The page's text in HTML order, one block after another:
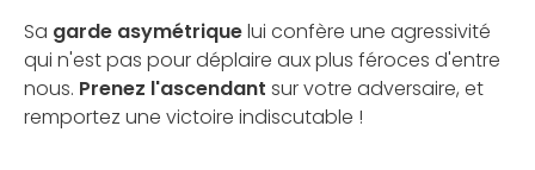
Sa garde asymétriquelui confère une agressivité
qui n'est pas pour déplaire aux plus féroces d'entre
nous. Prenez l'ascendant sur votre adversaire, et
remportez une victoire indiscutable !